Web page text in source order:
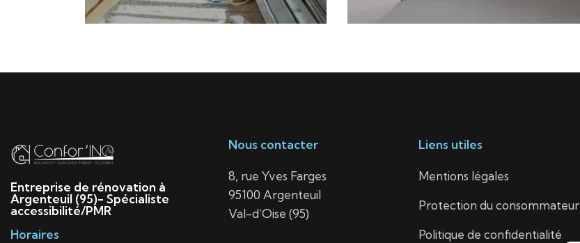
Entreprise de rénovation à
Argenteuil (95)- Spécialiste
accessibilité/PMR
Horaires
Nous contacter
8, rue Yves Farges
95100 Argenteuil
Val-d’Oise (95)
Liens utiles
Mentions légales
Protection du consommateur
Politique de confidentialité